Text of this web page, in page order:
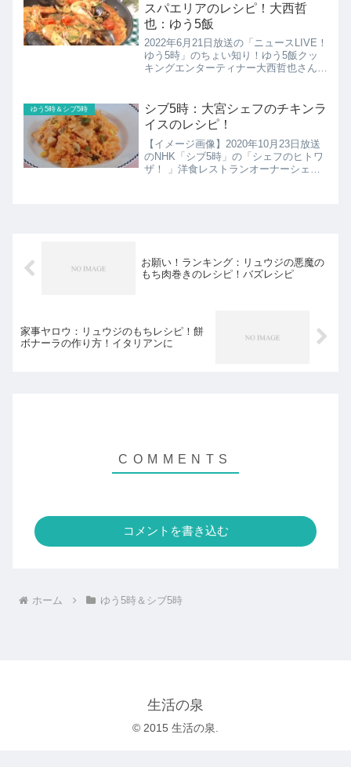
スパエリアのレシピ！大西哲
也：ゆう5飯
2022年6月21日放送の「ニュースLIVE！
ゆう5時」のちょい知り！ゆう5飯クッ
キングエンターティナー大西哲也さんの
ゆう5時＆シブ5時
シブ5時：大宮シェフのチキンラ
イスのレシピ！
【イメージ画像】2020年10月23日放送
のNHK「シブ5時」の「シェフのヒトワ
ザ！ 」洋食レストランオーナーシェフ
お願い！ランキング：リュウジの悪魔の
もち肉巻きのレシピ！バズレシピ
家事ヤロウ：リュウジのもちレシピ！餅
ボナーラの作り方！イタリアンに
コメントを書き込む
ホーム ゆう5時＆シブ5時
生活の泉
© 2015 生活の泉.